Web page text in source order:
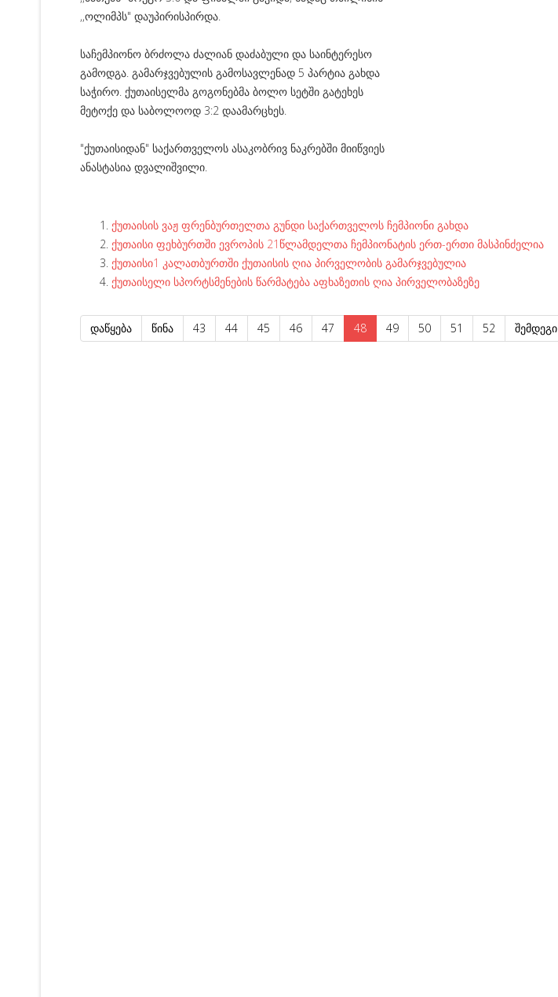
,,ოლიმპს" დაუპირისპირდა.
საჩემპიონო ბრძოლა ძალიან დაძაბული და საინტერესო
გამოდგა. გამარჯვებულის გამოსავლენად 5 პარტია გახდა
საჭირო. ქუთაისელმა გოგონებმა ბოლო სეტში გატეხეს
მეტოქე და საბოლოოდ 3:2 დაამარცხეს.
"ქუთაისიდან" საქართველოს ასაკობრივ ნაკრებში მიიწვიეს
ანასტასია დვალიშვილი.
ქუთაისის ვაჟ ფრენბურთელთა გუნდი საქართველოს ჩემპიონი გახდა
ქუთაისი ფეხბურთში ევროპის 21წლამდელთა ჩემპიონატის ერთ-ერთი მასპინძელია
ქუთაისი1 კალათბურთში ქუთაისის ღია პირველობის გამარჯვებულია
ქუთაისელი სპორტსმენების წარმატება აფხაზეთის ღია პირველობაზეზე
დაწყება წინა 43 44 45 46 47 48 49 50 51 52 შემდეგი